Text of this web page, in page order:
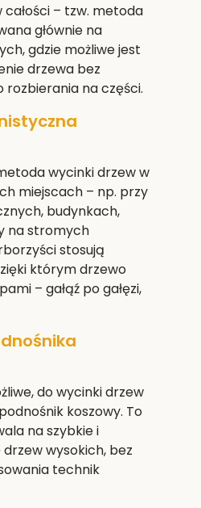
– tzw. metoda
głównie na
gdzie możliwe jest
drzewa bez
rozbierania na części.
wycinki drzew w
miejscach – np. przy
budynkach,
na stromych
stosują
którym drzewo
– gałąź po gałęzi,
do wycinki drzew
koszowy. To
na szybkie i
wysokich, bez
technik